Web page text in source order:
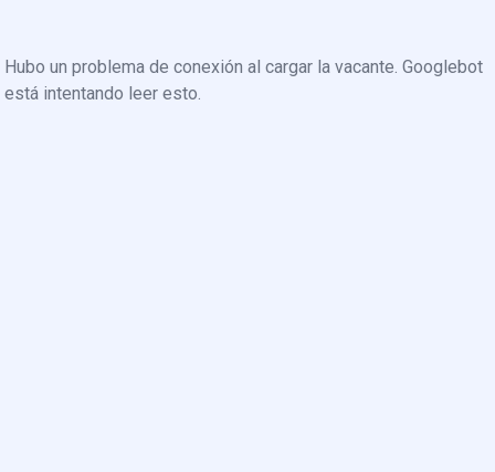
Hubo un problema de conexión al cargar la vacante. Googlebot
está intentando leer esto.